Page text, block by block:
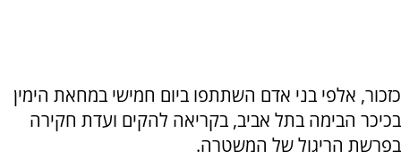
כזכור, אלפי בני אדם השתתפו ביום חמישי במחאת הימין
בכיכר הבימה בתל אביב, בקריאה להקים ועדת חקירה
בפרשת הריגול של המשטרה.